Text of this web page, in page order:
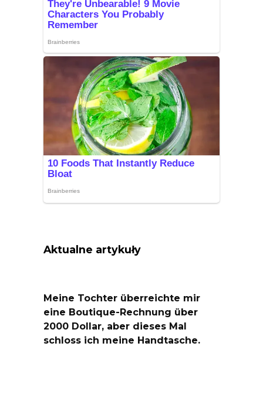
Aktualne artykuły
Meine Tochter überreichte mir
eine Boutique-Rechnung über
2000 Dollar, aber dieses Mal
schloss ich meine Handtasche.